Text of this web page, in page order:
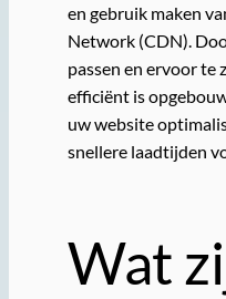
en gebruik maken
Network (CDN).
passen en ervoor te
efficiënt is
uw website
snellere laadtijden
Wat